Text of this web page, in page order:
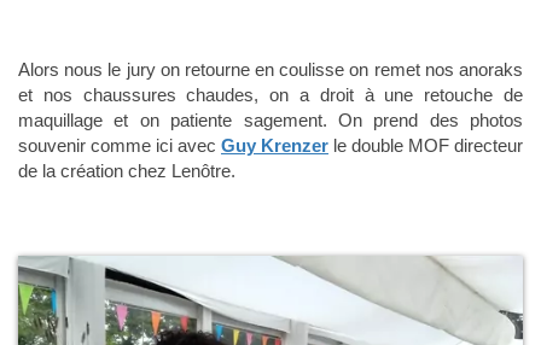
Alors nous le jury on retourne en coulisse on remet nos anoraks
et nos chaussures chaudes, on a droit à une retouche de
maquillage et on patiente sagement. On prend des photos
souvenir comme ici avec Guy Krenzer le double MOF directeur
de la création chez Lenôtre.